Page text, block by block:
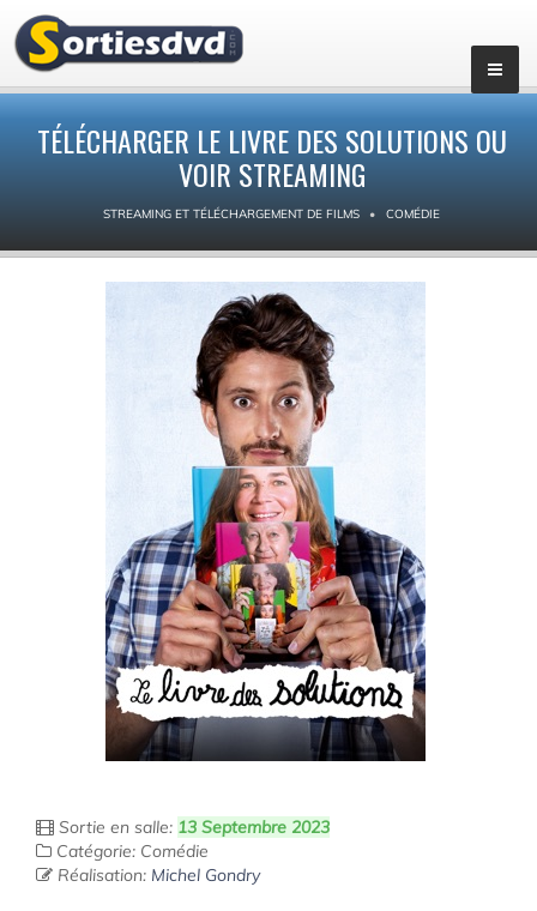
TÉLÉCHARGER LE LIVRE DES SOLUTIONS OU
VOIR STREAMING
STREAMING ET TÉLÉCHARGEMENT DE FILMS COMÉDIE
Sortie en salle: 13 Septembre 2023
Catégorie: Comédie
Réalisation: Michel Gondry